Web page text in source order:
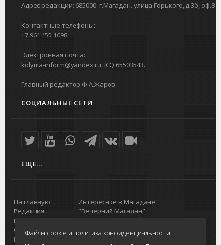
Адрес редакции: 685000. г.Магадан. улица Горького, д.3б, оф.8
Контактные телефоны:
+7 964 455 1698.
Электронная почта:
kolyma-inform@yandex.ru. ICQ 65503543.
Главный редактор Ф.А.Жаров
СОЦИАЛЬНЫЕ СЕТИ
ЕЩЕ...
На главную
Редакция
портала
О проекте
Реклама на
Интересное в Магадане
"Вечерний Магадан"
Городская доска объявлений
Реклама
Главный туристический портал
Файлы cookie и политика конфиденциальности.